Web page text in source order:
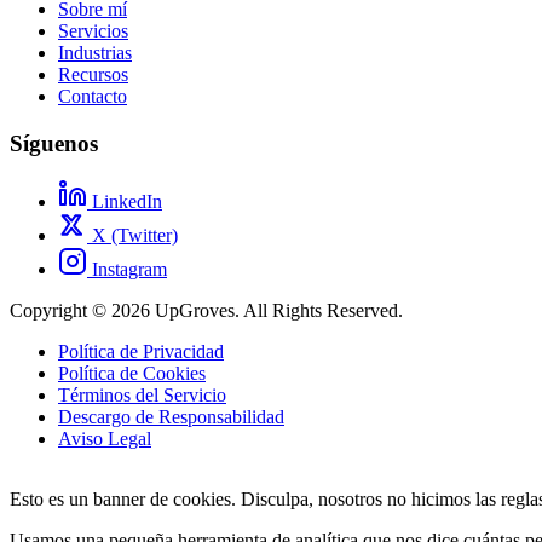
Sobre mí
Servicios
Industrias
Recursos
Contacto
Síguenos
LinkedIn
X (Twitter)
Instagram
Copyright © 2026 UpGroves. All Rights Reserved.
Política de Privacidad
Política de Cookies
Términos del Servicio
Descargo de Responsabilidad
Aviso Legal
Esto es un banner de cookies. Disculpa, nosotros no hicimos las